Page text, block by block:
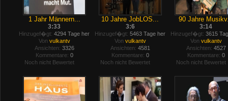
1 Jahr Männern...
3:33
Hinzugef�gt: 4294 Tage her
Von vulkantv
Ansichten: 3326
Kommentare: 0
Noch nicht Bewertet
10 Jahre JobLOS...
3:6
Hinzugef�gt: 5463 Tage her
Von vulkantv
Ansichten: 4581
Kommentare: 0
Noch nicht Bewertet
90 Jahre
3:14
Hinzugef�gt: 3615
Von vulkantv
Ansichten: 4527
Kommentare: 0
Noch nicht Bewertet